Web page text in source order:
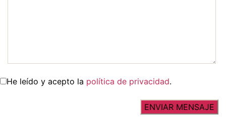
He leído y acepto la política de privacidad.